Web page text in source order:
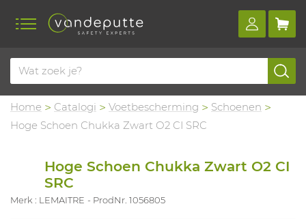
Home Catalogi Voetbescherming
Schoenen
Hoge Schoen Chukka Zwart O2 CI SRC
Hoge Schoen Chukka Zwart O2 CI
SRC
Merk : LEMAITRE ProdNr. 1056805